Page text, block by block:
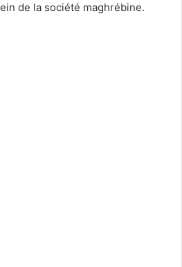
de la société maghrébine.